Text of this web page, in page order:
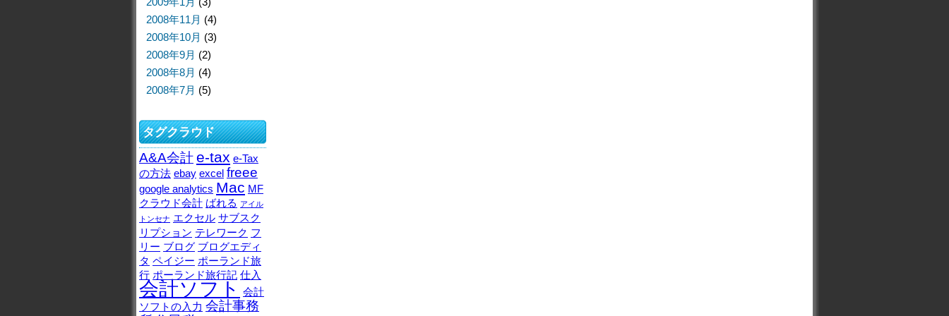
2008年11月 (4)
2008年10月 (3)
2008年9月 (2)
2008年8月 (4)
2008年7月 (5)
タグクラウド
A&A会計e-tax e-Tax
の方法 ebay excel freee
google analytics Mac MF
クラウド会計 ばれる アイル
トンセナ エクセル サブスク
リプション テレワーク フ
リー ブログ ブログエディ
タ ペイジー ポーランド旅
行 ポーランド旅行記 仕入
会計ソフト
会計
ソフトの入力 会計事務